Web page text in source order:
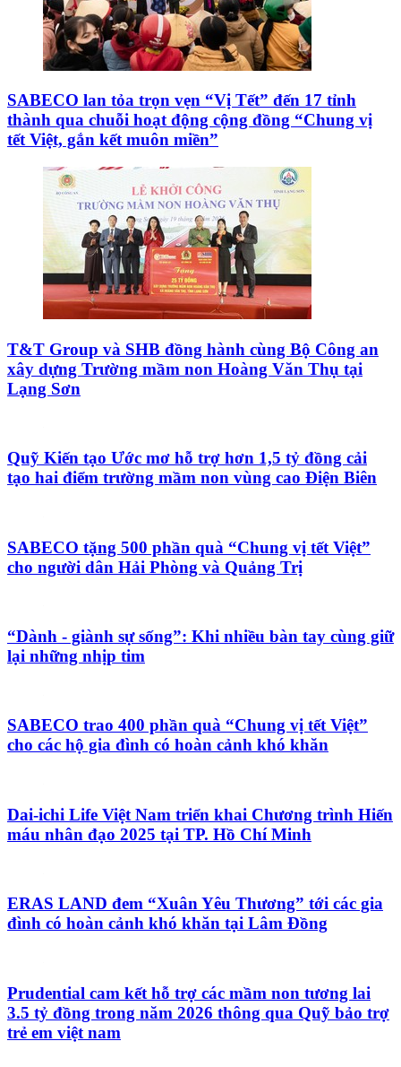
SABECO lan tỏa trọn vẹn “Vị Tết” đến 17 tỉnh
thành qua chuỗi hoạt động cộng đồng “Chung vị
tết Việt, gắn kết muôn miền”
T&T Group và SHB đồng hành cùng Bộ Công an
xây dựng Trường mầm non Hoàng Văn Thụ tại
Lạng Sơn
Quỹ Kiến tạo Ước mơ hỗ trợ hơn 1,5 tỷ đồng cải
tạo hai điểm trường mầm non vùng cao Điện Biên
SABECO tặng 500 phần quà “Chung vị tết Việt”
cho người dân Hải Phòng và Quảng Trị
“Dành - giành sự sống”: Khi nhiều bàn tay cùng giữ
lại những nhịp tim
SABECO trao 400 phần quà “Chung vị tết Việt”
cho các hộ gia đình có hoàn cảnh khó khăn
Dai-ichi Life Việt Nam triển khai Chương trình Hiến
máu nhân đạo 2025 tại TP. Hồ Chí Minh
ERAS LAND đem “Xuân Yêu Thương” tới các gia
đình có hoàn cảnh khó khăn tại Lâm Đồng
Prudential cam kết hỗ trợ các mầm non tương lai
3.5 tỷ đồng trong năm 2026 thông qua Quỹ bảo trợ
trẻ em việt nam